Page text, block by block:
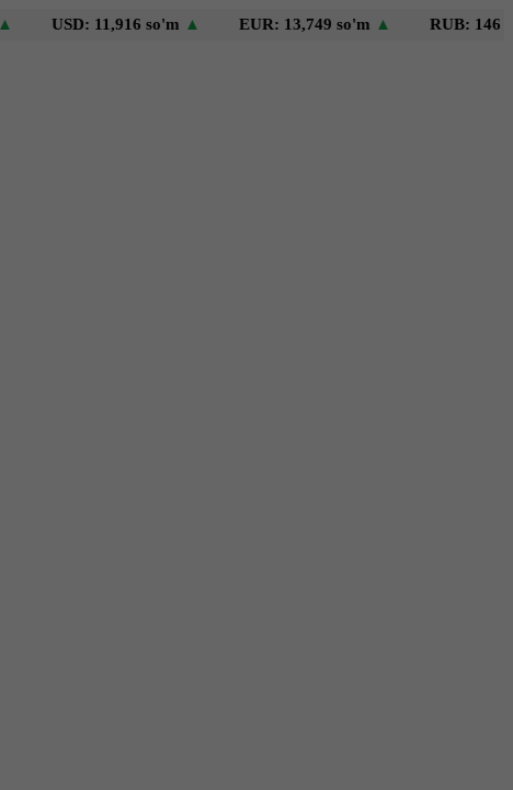
USD: 11,916 so'm▲ EUR: 13,749 so'm▲ RUB: 146 so'm▼